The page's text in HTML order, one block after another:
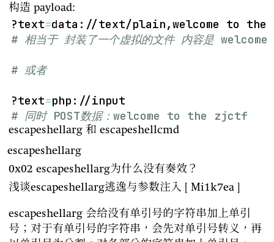
构造 payload:
?text=
# 相当于 封装了一个虚拟的文件 内容是
# 或者
?text=
# 同时 POST数据：welcome to the zjctf
escapeshellarg 和 escapeshellcmd
escapeshellarg
0x02 escapeshellarg为什么没有奏效？
浅谈escapeshellarg逃逸与参数注入 [ Mi1k7ea ]
escapeshellarg 会给没有单引号的字符串加上单引
号；对于有单引号的字符串，会先对单引号转义，再